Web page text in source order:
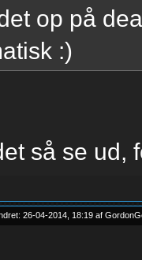
op på
:)
så se ud,
26-04-2014, 18:19 af